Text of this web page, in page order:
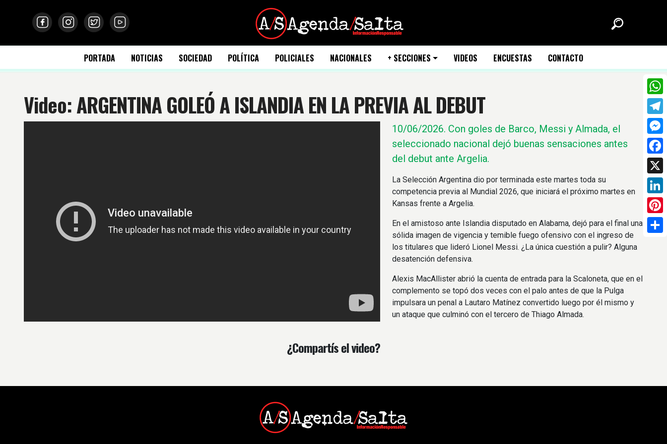
PORTADA NOTICIAS SOCIEDAD POLÍTICA POLICIALES NACIONALES + SECCIONES VIDEOS ENCUESTAS CONTACTO
Video: ARGENTINA GOLEÓ A ISLANDIA EN LA PREVIA AL DEBUT
10/06/2026. Con goles de Barco, Messi y Almada, el
seleccionado nacional dejó buenas sensaciones antes
del debut ante Argelia.
La Selección Argentina dio por terminada este martes toda su
competencia previa al Mundial 2026, que iniciará el próximo martes en
Kansas frente a Argelia.
En el amistoso ante Islandia disputado en Alabama, dejó para el final una
sólida imagen de vigencia y temible fuego ofensivo con el ingreso de
los titulares que lideró Lionel Messi. ¿La única cuestión a pulir? Alguna
desatención defensiva.
Alexis MacAllister abrió la cuenta de entrada para la Scaloneta, que en el
complemento se topó dos veces con el palo antes de que la Pulga
impulsara un penal a Lautaro Matínez convertido luego por él mismo y
un ataque que culminó con el tercero de Thiago Almada.
¿Compartís el video?
X